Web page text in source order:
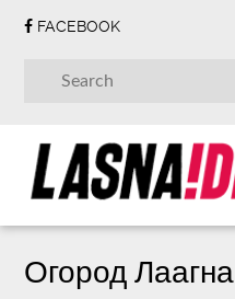
FACEBOOK
Огород Лаагна